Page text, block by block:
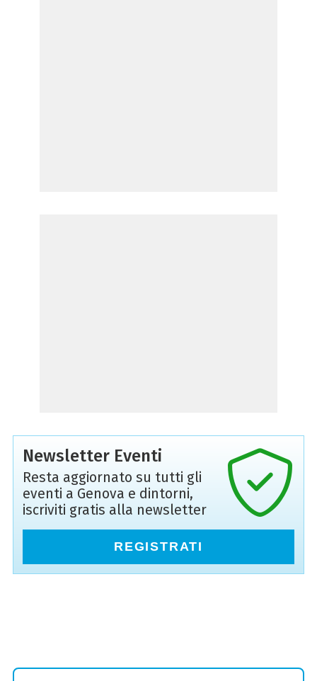
Newsletter Eventi
Resta aggiornato su tutti gli
eventi a Genova e dintorni,
iscriviti gratis alla newsletter
REGISTRATI